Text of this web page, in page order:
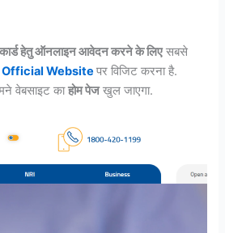
हेतु ऑनलाइन आवेदन करने के लिएसबसे
Official Websiteपर विजिट करना है.
वेबसाइट काहोम पेजखुल जाएगा.